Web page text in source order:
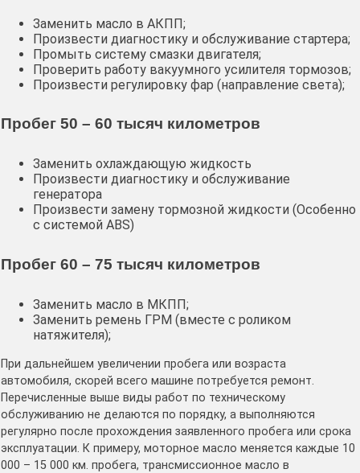
Заменить масло в АКПП;
Произвести диагностику и обслуживание стартера;
Промыть систему смазки двигателя;
Проверить работу вакуумного усилителя тормозов;
Произвести регулировку фар (направление света);
Пробег 50 – 60 тысяч километров
Заменить охлаждающую жидкость
Произвести диагностику и обслуживание
генератора
Произвести замену тормозной жидкости (Особенно
с системой ABS)
Пробег 60 – 75 тысяч километров
Заменить масло в МКПП;
Заменить ремень ГРМ (вместе с роликом
натяжителя);
При дальнейшем увеличении пробега или возраста
автомобиля, скорей всего машине потребуется ремонт.
Перечисленные выше виды работ по техническому
обслуживанию не делаются по порядку, а выполняются
регулярно после прохождения заявленного пробега или срока
эксплуатации. К примеру, моторное масло меняется каждые 10
000 – 15 000 км. пробега, трансмиссионное масло в